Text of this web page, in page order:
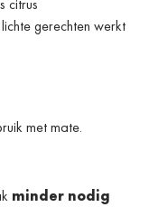
citrus
gerechten werkt
met mate.
minder nodig